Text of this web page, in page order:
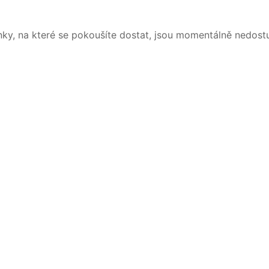
na které se pokoušíte dostat, jsou momentálně